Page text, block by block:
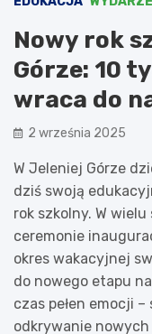
Nowy rok
Górze: 10
wraca do
2 września 2025
W Jeleniej Górze
dziś swoją
rok szkolny. W
ceremonie
okres wakacyjnej
do nowego etapu
czas pełen emocji
odkrywanie